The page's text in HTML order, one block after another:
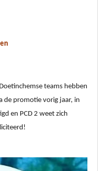
teams hebben
de promotie vorig jaar, in
en PCD 2 weet zich